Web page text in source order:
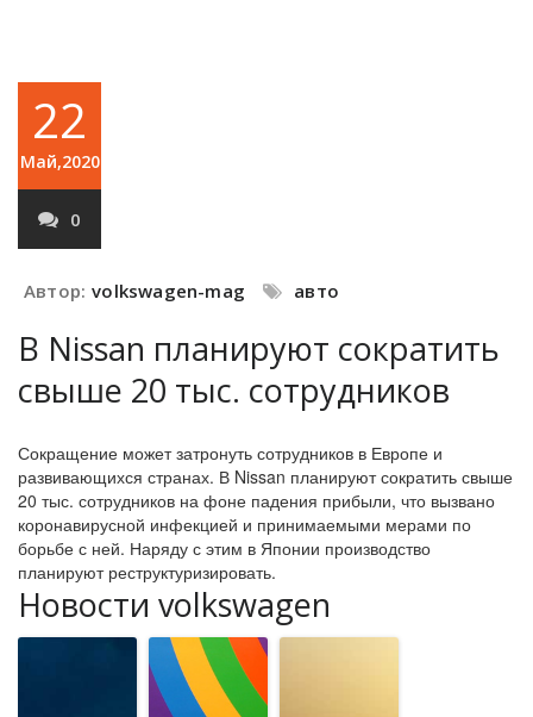
22
Май,2020
0
Автор: volkswagen-mag авто
В Nissan планируют сократить
свыше 20 тыс. сотрудников
Сокращение может затронуть сотрудников в Европе и
развивающихся странах. В Nissan планируют сократить свыше
20 тыс. сотрудников на фоне падения прибыли, что вызвано
коронавирусной инфекцией и принимаемыми мерами по
борьбе с ней. Наряду с этим в Японии производство
планируют реструктуризировать.
Новости volkswagen